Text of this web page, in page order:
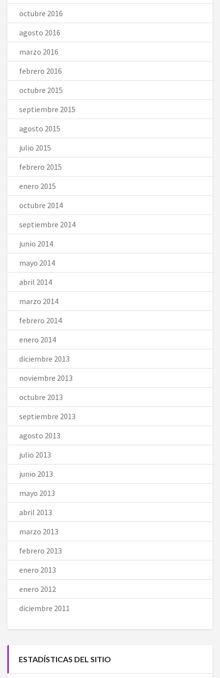
octubre 2016
agosto 2016
marzo 2016
febrero 2016
octubre 2015
septiembre 2015
agosto 2015
julio 2015
febrero 2015
enero 2015
octubre 2014
septiembre 2014
junio 2014
mayo 2014
abril 2014
marzo 2014
febrero 2014
enero 2014
diciembre 2013
noviembre 2013
octubre 2013
septiembre 2013
agosto 2013
julio 2013
junio 2013
mayo 2013
abril 2013
marzo 2013
febrero 2013
enero 2013
enero 2012
diciembre 2011
ESTADÍSTICAS DEL SITIO